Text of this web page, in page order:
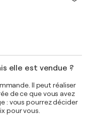
elle est vendue ?
Il peut réaliser
de ce que vous avez
: vous pourrez décider
pour vous.